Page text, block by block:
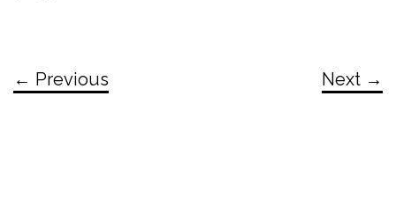
← Previous Next →